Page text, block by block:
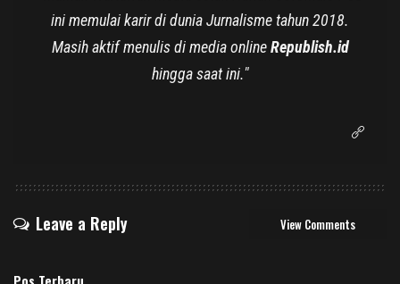
ini memulai karir di dunia Jurnalisme tahun 2018.
Masih aktif menulis di media onlineRepublish.id
hingga saat ini."
Leave a Reply View Comments
Pos Terbaru